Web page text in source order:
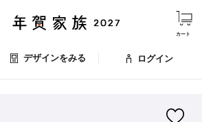
デザインをみる
カート
ログイン